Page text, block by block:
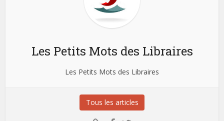
Les Petits Mots des Libraires
Les Petits Mots des Libraires
Tous les articles